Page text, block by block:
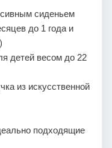
сиденьем
до 1 года и
детей весом до 22
из искусственной
подходящие